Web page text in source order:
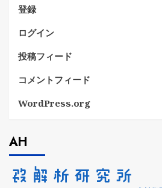
登録
ログイン
投稿フィード
コメントフィード
WordPress.org
AH